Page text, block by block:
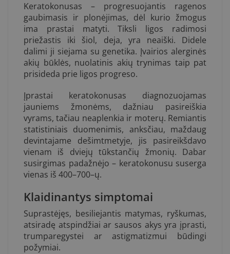
Keratokonusas – progresuojantis ragenos
gaubimasis ir plonėjimas, dėl kurio žmogus
ima prastai matyti. Tiksli ligos radimosi
priežastis iki šiol, deja, yra neaiški. Didele
dalimi ji siejama su genetika. Įvairios alerginės
akių būklės, nuolatinis akių trynimas taip pat
prisideda prie ligos progreso.
Įprastai keratokonusas diagnozuojamas
jauniems žmonėms, dažniau pasireiškia
vyrams, tačiau neaplenkia ir moterų. Remiantis
statistiniais duomenimis, anksčiau, maždaug
devintajame dešimtmetyje, jis pasireikšdavo
vienam iš dviejų tūkstančių žmonių. Dabar
susirgimas padažnėjo – keratokonusu suserga
vienas iš 400–700–ų.
Klaidinantys simptomai
Suprastėjęs, besiliejantis matymas, ryškumas,
atsiradę atspindžiai ar sausos akys yra įprasti,
trumparegystei ar astigmatizmui būdingi
požymiai.